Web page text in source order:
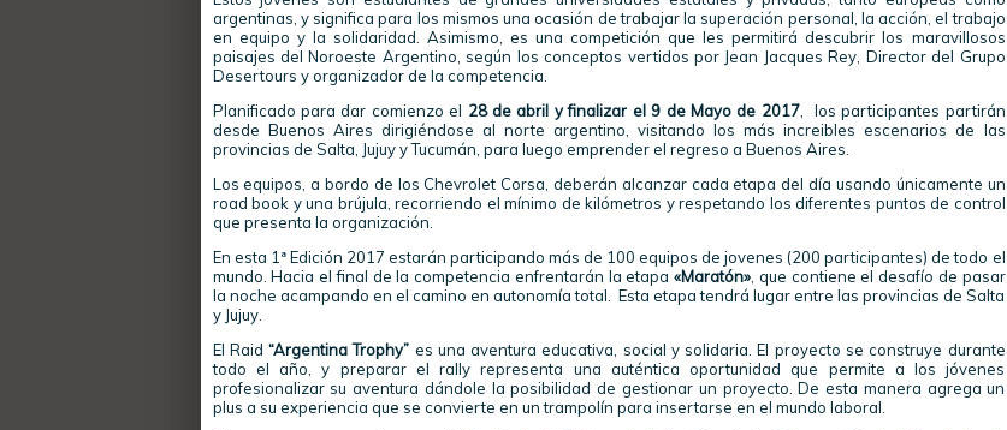
argentinas, y significa para los mismos una ocasión de trabajar la superación personal, la acción, el trabajo
en equipo y la solidaridad. Asimismo, es una competición que les permitirá descubrir los maravillosos
paisajes del Noroeste Argentino, según los conceptos vertidos por Jean Jacques Rey, Director del Grupo
Desertours y organizador de la competencia.
Planificado para dar comienzo el 28 de abril y finalizar el 9 de Mayo de 2017, los participantes partirán
desde Buenos Aires dirigiéndose al norte argentino, visitando los más increibles escenarios de las
provincias de Salta, Jujuy y Tucumán, para luego emprender el regreso a Buenos Aires.
Los equipos, a bordo de los Chevrolet Corsa, deberán alcanzar cada etapa del día usando únicamente un
road book y una brújula, recorriendo el mínimo de kilómetros y respetando los diferentes puntos de control
que presenta la organización.
En esta 1ª Edición 2017 estarán participando más de 100 equipos de jovenes (200 participantes) de todo el
mundo. Hacia el final de la competencia enfrentarán la etapa «Maratón» , que contiene el desafío de pasar
la noche acampando en el camino en autonomía total. Esta etapa tendrá lugar entre las provincias de Salta
y Jujuy.
El Raid “Argentina Trophy” es una aventura educativa, social y solidaria. El proyecto se construye durante
todo el año, y preparar el rally representa una auténtica oportunidad que permite a los jóvenes
profesionalizar su aventura dándole la posibilidad de gestionar un proyecto. De esta manera agrega un
plus a su experiencia que se convierte en un trampolín para insertarse en el mundo laboral.